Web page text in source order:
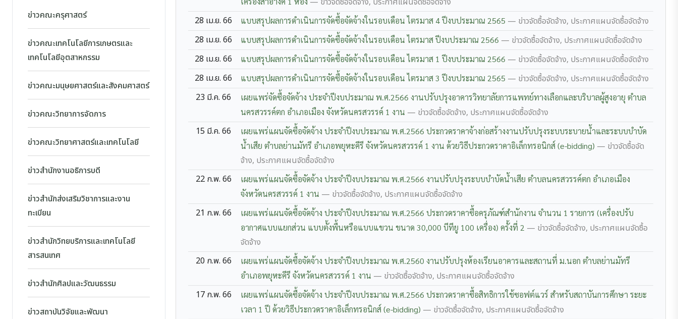
28 เม.ย. 66
แบบสรุปผลการดำเนินการจัดซื้อจัดจ้างในรอบเดือน ไตรมาส 4 ปีงบประมาณ 2565 — ข่าวจัดซื้อจัดจ้าง, ประกาศแผนจัดซื้อจัดจ้าง
28 เม.ย. 66
แบบสรุปผลการดำเนินการจัดซื้อจัดจ้างในรอบเดือน ไตรมาส ปีงบประมาณ 2566 — ข่าวจัดซื้อจัดจ้าง, ประกาศแผนจัดซื้อจัดจ้าง
28 เม.ย. 66
แบบสรุปผลการดำเนินการจัดซื้อจัดจ้างในรอบเดือน ไตรมาส 1 ปีงบประมาณ 2566 — ข่าวจัดซื้อจัดจ้าง, ประกาศแผนจัดซื้อจัดจ้าง
28 เม.ย. 66
แบบสรุปผลการดำเนินการจัดซื้อจัดจ้างในรอบเดือน ไตรมาส 3 ปีงบประมาณ 2565 — ข่าวจัดซื้อจัดจ้าง, ประกาศแผนจัดซื้อจัดจ้าง
23 มี.ค. 66
เผยแพร่จัดซื้อจัดจ้าง ประจำปีงบประมาณ พ.ศ.2566 งานปรับปรุงอาคารวิทยาลัยการแพทย์ทางเลือกและบริบาลผู้สูงอายุ ตำบล
นครสวรรค์ตก อำเภอเมือง จังหวัดนครสวรรค์ 1 งาน — ข่าวจัดซื้อจัดจ้าง, ประกาศแผนจัดซื้อจัดจ้าง
15 มี.ค. 66
เผยแพร่แผนจัดซื้อจัดจ้าง ประจำปีงบประมาณ พ.ศ.2566 ประกวดราคาจ้างก่อสร้างงานปรับปรุงระบบระบายน้ำและระบบบำบัด
น้ำเสีย ตำบลย่านมัทรี อำเภอพยุหะคีรี จังหวัดนครสวรรค์ 1 งาน ด้วยวิธีประกวดราคาอิเล็กทรอนิกส์ (e-bidding) — ข่าวจัดซื้อจัด
จ้าง, ประกาศแผนจัดซื้อจัดจ้าง
22 ก.พ. 66
เผยแพร่แผนจัดซื้อจัดจ้าง ประจำปีงบประมาณ พ.ศ.2566 งานปรับปรุงระบบบำบัดน้ำเสีย ตำบลนครสวรรค์ตก อำเภอเมือง
จังหวัดนครสวรรค์ 1 งาน — ข่าวจัดซื้อจัดจ้าง, ประกาศแผนจัดซื้อจัดจ้าง
21 ก.พ. 66
เผยแพร่แผนจัดซื้อจัดจ้าง ประจำปีงบประมาณ พ.ศ.2566 ประกวดราคาซื้อครุภัณฑ์สำนักงาน จำนวน 1 รายการ (เครื่องปรับ
อากาศแบบแยกส่วน แบบตั้งพื้นหรือแบบแขวน ขนาด 30,000 บีทียู 100 เครื่อง) ครั้งที่ 2 — ข่าวจัดซื้อจัดจ้าง, ประกาศแผนจัดซื้อ
จัดจ้าง
20 ก.พ. 66
เผยแพร่แผนจัดซื้อจัดจ้าง ประจำปีงบประมาณ พ.ศ.2560 งานปรับปรุงห้องเรียนอาคารและสถานที่ ม.นอก ตำบลย่านมัทรี
อำเภอพยุหะคีรี จังหวัดนครสวรรค์ 1 งาน — ข่าวจัดซื้อจัดจ้าง, ประกาศแผนจัดซื้อจัดจ้าง
17 ก.พ. 66
เผยแพร่แผนจัดซื้อจัดจ้าง ประจำปีงบประมาณ พ.ศ.2566 ประกวดราคาซื้อสิทธิการใช้ซอฟต์แวร์ สำหรับสถาบันการศึกษา ระยะ
เวลา 1 ปี ด้วยวิธีประกวดราคาอิเล็กทรอนิกส์ (e-bidding) — ข่าวจัดซื้อจัดจ้าง, ประกาศแผนจัดซื้อจัดจ้าง
ข่าวคณะครุศาสตร์
ข่าวคณะเทคโนโลยีการเกษตรและ
เทคโนโลยีอุตสาหกรรม
ข่าวคณะมนุษยศาสตร์และสังคมศาสตร์
ข่าวคณะวิทยาการจัดการ
ข่าวคณะวิทยาศาสตร์และเทคโนโลยี
ข่าวสำนักงานอธิการบดี
ข่าวสำนักส่งเสริมวิชาการและงาน
ทะเบียน
ข่าวสำนักวิทยบริการและเทคโนโลยี
สารสนเทศ
ข่าวสำนักศิลปและวัฒนธรรม
ข่าวสถาบันวิจัยและพัฒนา